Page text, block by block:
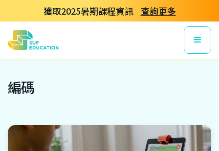
獲取2025暑期課程資訊 查詢更多
編碼